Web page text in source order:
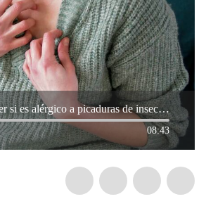
¿Cómo saber si es alérgico a picaduras de insectos?
08:43